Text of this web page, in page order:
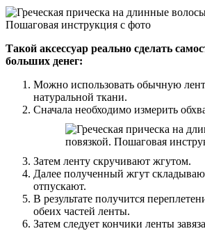
Такой аксессуар реально сделать
больших денег:
Можно использовать обычную
натуральной ткани.
Сначала необходимо измерить
Затем ленту скручивают жгутом.
Далее полученный жгут
отпускают.
В результате получится
обеих частей ленты.
Затем следует кончики ленты